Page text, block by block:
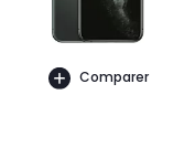
Comparer